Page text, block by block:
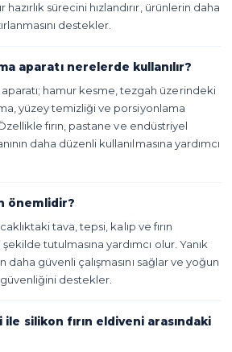
sürecini hızlandırır, ürünlerin daha
destekler.
aparatı nerelerde kullanılır?
hamur kesme, tezgah üzerindeki
yüzey temizliği ve porsiyonlama
fırın, pastane ve endüstriyel
daha düzenli kullanılmasına yardımcı
önemlidir?
tava, tepsi, kalıp ve fırın
tutulmasına yardımcı olur. Yanık
daha güvenli çalışmasını sağlar ve yoğun
destekler.
ile silikon fırın eldiveni arasındaki